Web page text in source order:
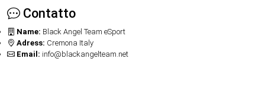
Contatto
Name: Black Angel Team eSport
Adress: Cremona Italy
Email: info@blackangelteam.net